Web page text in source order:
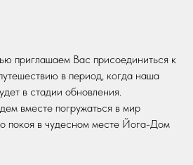
приглашаем Вас присоединиться к
в период, когда наша
в стадии обновления.
вместе погружаться в мир
покоя в чудесном месте Йога-Дом